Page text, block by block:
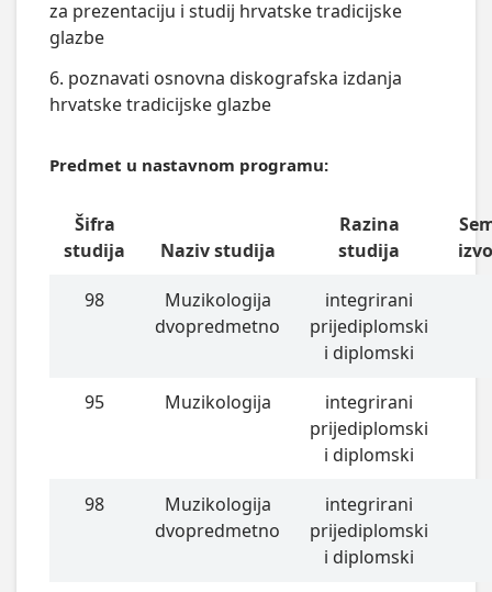
za prezentaciju i studij hrvatske tradicijske
glazbe
6. poznavati osnovna diskografska izdanja
hrvatske tradicijske glazbe
Predmet u nastavnom programu:
Šifra
studija
Naziv studija
Razina
studija
98
Muzikologija
dvopredmetno
integrirani
prijediplomski
i diplomski
95 Muzikologija
integrirani
prijediplomski
i diplomski
98
Muzikologija
dvopredmetno
integrirani
prijediplomski
i diplomski